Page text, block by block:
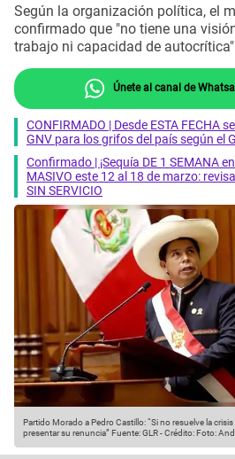
Según la organización política, el
confirmado que "no tiene una
trabajo ni capacidad de
Únete al canal de
CONFIRMADO | Desde ESTA FECHA
GNV para los grifos del país según el
Confirmado | ¡Sequía DE 1 SEMANA
MASIVO este 12 al 18 de marzo:
SIN SERVICIO
Partido Morado a Pedro Castillo: “Si no resuelve la
presentar su renuncia” Fuente: GLR-Crédito: Foto: